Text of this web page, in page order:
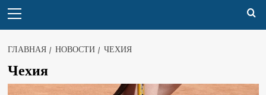
ГЛАВНАЯ НОВОСТИ ЧЕХИЯ
Чехия